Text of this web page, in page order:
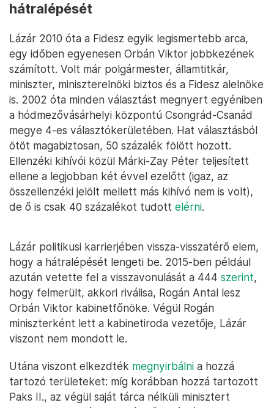
hátralépését
Lázár 2010 óta a Fidesz egyik legismertebb arca,
egy időben egyenesen Orbán Viktor jobbkezének
számított. Volt már polgármester, államtitkár,
miniszter, miniszterelnöki biztos és a Fidesz alelnöke
is. 2002 óta minden választást megnyert egyéniben
a hódmezővásárhelyi központú Csongrád-Csanád
megye 4-es választókerületében. Hat választásból
ötöt magabiztosan, 50 százalék fölött hozott.
Ellenzéki kihívói közül Márki-Zay Péter teljesített
ellene a legjobban két évvel ezelőtt (igaz, az
összellenzéki jelölt mellett más kihívó nem is volt),
de ő is csak 40 százalékot tudott elérni.
Lázár politikusi karrierjében vissza-visszatérő elem,
hogy a hátralépését lengeti be. 2015-ben például
azután vetette fel a visszavonulását a 444 szerint,
hogy felmerült, akkori riválisa, Rogán Antal lesz
Orbán Viktor kabinetfőnöke. Végül Rogán
miniszterként lett a kabinetiroda vezetője, Lázár
viszont nem mondott le.
Utána viszont elkezdték megnyirbálni a hozzá
tartozó területeket: míg korábban hozzá tartozott
Paks II., az végül saját tárca nélküli minisztert